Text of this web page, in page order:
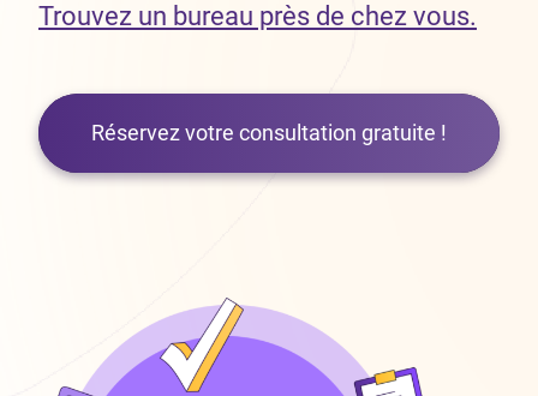
Trouvez un bureau près de chez vous.
Réservez votre consultation gratuite !